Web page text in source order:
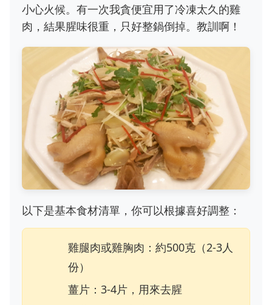
小心火候。有一次我貪便宜用了冷凍太久的雞
肉，結果腥味很重，只好整鍋倒掉。教訓啊！
以下是基本食材清單，你可以根據喜好調整：
雞腿肉或雞胸肉：約500克（2-3人
份）
薑片：3-4片，用來去腥